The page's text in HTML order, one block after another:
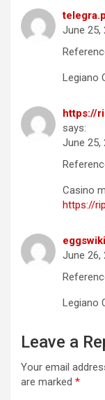
June 25,
Legiano
https://
says:
June 25,
Casino
https://
June 26,
Legiano
Leave a
Your email
are marked *